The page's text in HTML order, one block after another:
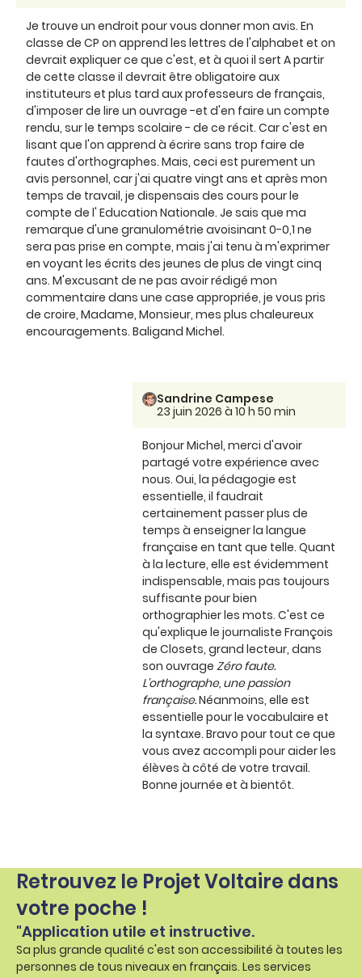
Je trouve un endroit pour vous donner mon avis. En
classe de CP on apprend les lettres de l'alphabet et on
devrait expliquer ce que c'est, et à quoi il sert A partir
de cette classe il devrait être obligatoire aux
instituteurs et plus tard aux professeurs de français,
d'imposer de lire un ouvrage -et d'en faire un compte
rendu, sur le temps scolaire - de ce récit. Car c'est en
lisant que l'on apprend à écrire sans trop faire de
fautes d'orthographes. Mais, ceci est purement un
avis personnel, car j'ai quatre vingt ans et après mon
temps de travail, je dispensais des cours pour le
compte de l' Education Nationale. Je sais que ma
remarque d'une granulométrie avoisinant 0-0,1 ne
sera pas prise en compte, mais j'ai tenu à m'exprimer
en voyant les écrits des jeunes de plus de vingt cinq
ans. M'excusant de ne pas avoir rédigé mon
commentaire dans une case appropriée, je vous pris
de croire, Madame, Monsieur, mes plus chaleureux
encouragements. Baligand Michel.
Sandrine Campese
23 juin 2026 à 10 h 50 min
Bonjour Michel, merci d'avoir
partagé votre expérience avec
nous. Oui, la pédagogie est
essentielle, il faudrait
certainement passer plus de
temps à enseigner la langue
française en tant que telle. Quant
à la lecture, elle est évidemment
indispensable, mais pas toujours
suffisante pour bien
orthographier les mots. C'est ce
qu'explique le journaliste François
de Closets, grand lecteur, dans
son ouvrage Zéro faute.
L'orthographe, une passion
française.Néanmoins, elle est
essentielle pour le vocabulaire et
la syntaxe. Bravo pour tout ce que
vous avez accompli pour aider les
élèves à côté de votre travail.
Bonne journée et à bientôt.
Retrouvez le Projet Voltaire dans
votre poche !
"Application utile et instructive.
Sa plus grande qualité c'est son accessibilité à toutes les
personnes de tous niveaux en français. Les services